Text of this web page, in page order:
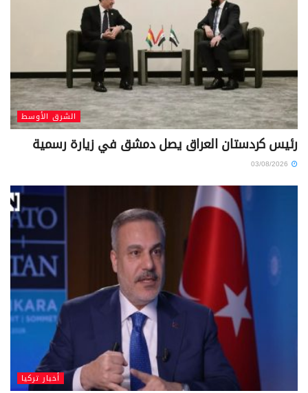
الشرق الأوسط
رئيس كردستان العراق يصل دمشق في زيارة رسمية
أخبار تركيا